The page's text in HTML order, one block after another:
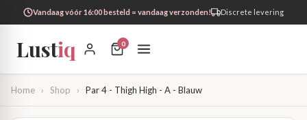
Vandaag vóór 16:00 besteld = vandaag verzonden! Discrete levering
Lustiq 0
Home › Shop › Par 4 - Thigh High - A - Blauw